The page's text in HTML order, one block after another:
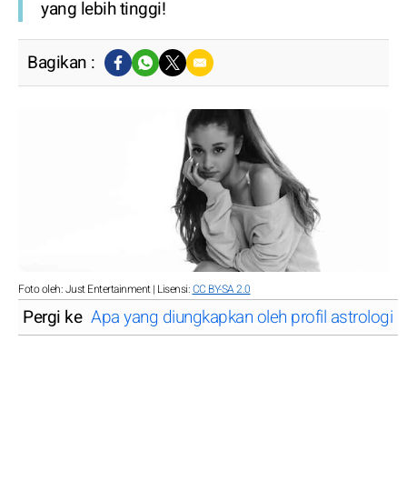
yang lebih tinggi!
Bagikan :
Foto oleh: Just Entertainment | Lisensi:CC BY-SA 2.0
Pergi ke Apa yang diungkapkan oleh profil astrologi